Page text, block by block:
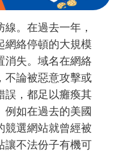
。在過去一年，
網絡停頓的大規模
消失。域名在網絡
不論被惡意攻擊或
誤，都足以癱瘓其
例如在過去的美國
競選網站就曾經被
讓不法份子有機可